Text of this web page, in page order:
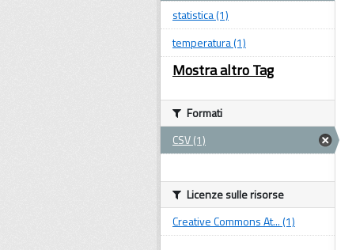
statistica (1)
temperatura (1)
Mostra altro Tag
Formati
CSV (1)
Licenze sulle risorse
Creative Commons At... (1)